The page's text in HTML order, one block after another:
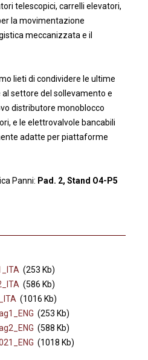
telescopici, carrelli elevatori,
la movimentazione
meccanizzata e il
lieti di condividere le ultime
settore del sollevamento e
distributore monoblocco
e le elettrovalvole bancabili
adatte per piattaforme
Panni: Pad. 2, Stand O4-P5
(253 Kb)
(586 Kb)
(1016 Kb)
(253 Kb)
(588 Kb)
(1018 Kb)